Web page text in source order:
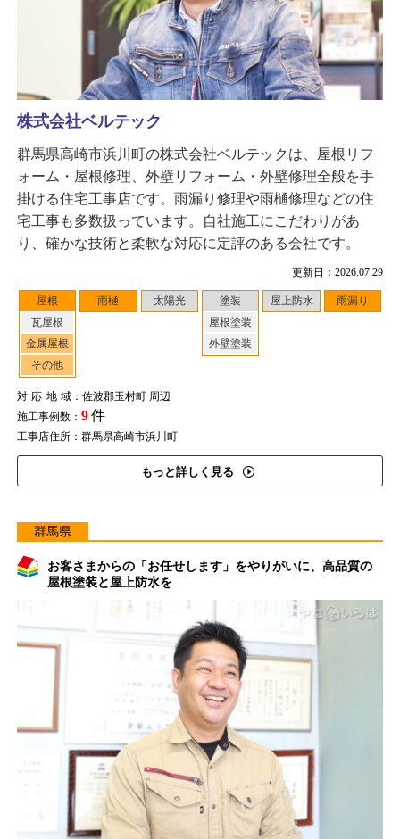
更新日：2026.07.29
屋根
瓦屋根
金属屋根
その他
雨樋 太陽光
塗装
屋根塗装
外壁塗装
屋上防水 雨漏り
対応地域：佐波郡玉村町 周辺
施工事例数： 9件
工事店住所：群馬県高崎市浜川町
もっと詳しく見る
株式会社ベルテック
群馬県高崎市浜川町の株式会社ベルテックは、屋根リフ
ォーム・屋根修理、外壁リフォーム・外壁修理全般を手
掛ける住宅工事店です。雨漏り修理や雨樋修理などの住
宅工事も多数扱っています。自社施工にこだわりがあ
り、確かな技術と柔軟な対応に定評のある会社です。
群馬県
お客さまからの「お任せします」をやりがいに、高品質の
屋根塗装と屋上防水を